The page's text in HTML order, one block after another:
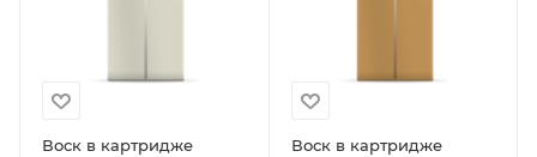
Воск в картридже
Воск в картридже